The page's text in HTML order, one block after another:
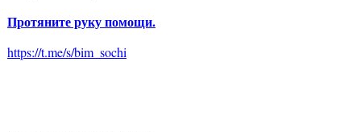
Протяните руку помощи.
https://t.me/s/bim_sochi